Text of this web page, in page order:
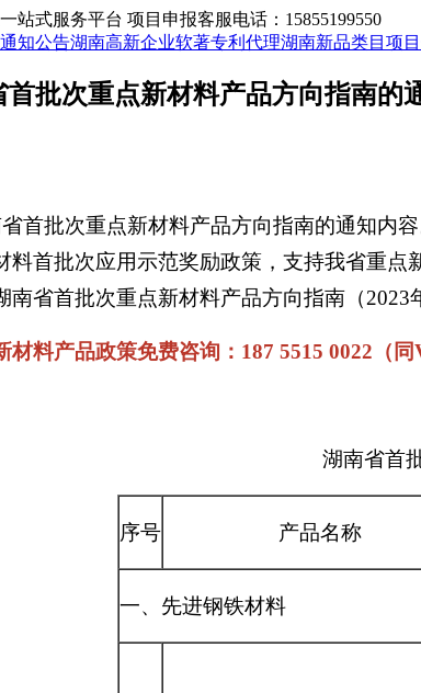
站式服务平台 项目申报客服电话：15855199550
知公告湖南高新企业软著专利代理湖南新品类目 项
首批次重点新材料产品方向指南的
首批次重点新材料产品方向指南的通知内
料首批次应用示范奖励政策，支持我省重
南省首批次重点新材料产品方向指南（2023
料产品政策免费咨询：187 5515 0022（同
湖南省首
序号 产品名称
一、先进钢铁材料